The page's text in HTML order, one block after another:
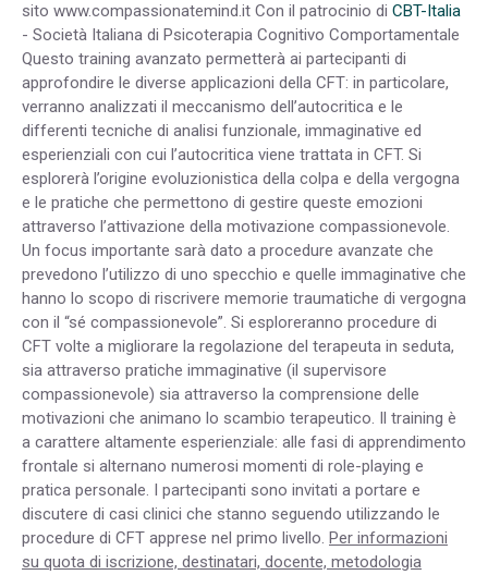
sito www.compassionatemind.it Con il patrocinio di CBT-Italia
- Società Italiana di Psicoterapia Cognitivo Comportamentale
Questo training avanzato permetterà ai partecipanti di
approfondire le diverse applicazioni della CFT: in particolare,
verranno analizzati il meccanismo dell’autocritica e le
differenti tecniche di analisi funzionale, immaginative ed
esperienziali con cui l’autocritica viene trattata in CFT. Si
esplorerà l’origine evoluzionistica della colpa e della vergogna
e le pratiche che permettono di gestire queste emozioni
attraverso l’attivazione della motivazione compassionevole.
Un focus importante sarà dato a procedure avanzate che
prevedono l’utilizzo di uno specchio e quelle immaginative che
hanno lo scopo di riscrivere memorie traumatiche di vergogna
con il “sé compassionevole”. Si esploreranno procedure di
CFT volte a migliorare la regolazione del terapeuta in seduta,
sia attraverso pratiche immaginative (il supervisore
compassionevole) sia attraverso la comprensione delle
motivazioni che animano lo scambio terapeutico. Il training è
a carattere altamente esperienziale: alle fasi di apprendimento
frontale si alternano numerosi momenti di role-playing e
pratica personale. I partecipanti sono invitati a portare e
discutere di casi clinici che stanno seguendo utilizzando le
procedure di CFT apprese nel primo livello. Per informazioni
su quota di iscrizione, destinatari, docente, metodologia